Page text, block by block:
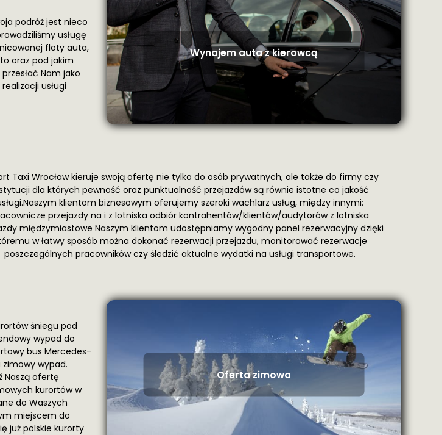
Wynajem auta z kierowcą
podróż jest nieco
usługę
floty auta,
oraz pod jakim
Nam jako
usługi
Taxi Wrocław kieruje swoją ofertę nie tylko do osób prywatnych, ale także do firmy czy
dla których pewność oraz punktualność przejazdów są równie istotne co jakość
klientom biznesowym oferujemy szeroki wachlarz usług, między innymi:
przejazdy na i z lotniska odbiór kontrahentów/klientów/audytorów z lotniska
międzymiastowe Naszym klientom udostępniamy wygodny panel rezerwacyjny dzięki
w łatwy sposób można dokonać rezerwacji przejazdu, monitorować rezerwacje
poszczególnych pracowników czy śledzić aktualne wydatki na usługi transportowe.
Oferta zimowa
śniegu pod
wypad do
bus Mercedes-
zimowy wypad.
Naszą ofertę
kurortów w
do Waszych
miejscem do
już polskie kurorty